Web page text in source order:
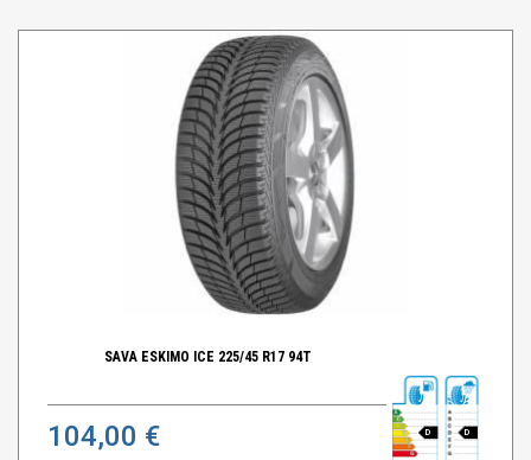
SAVA ESKIMO ICE 225/45 R17 94T
104,00 € D D